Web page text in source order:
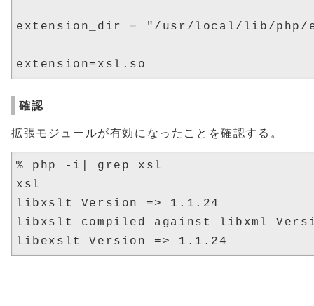
extension_dir = "/usr/local/lib/php/
確認
拡張モジュールが有効になったことを確認する。
% php -i| grep xsl
xsl
libxslt Version => 1.1.24
libxslt compiled against libxml